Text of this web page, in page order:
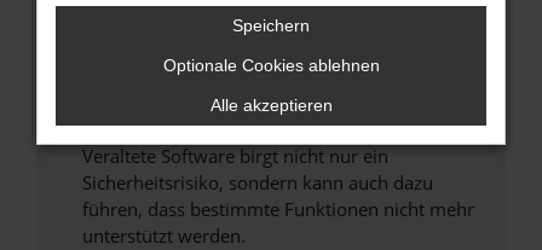
Das kann manchmal helfen, vorübergehende
Probleme zu beheben.
Stelle sicher, dass dein Browser und dein
Betriebssystem auf dem neuesten Stand
sind.
Veraltete Software birgt nicht nur ein
Sicherheitsrisiko, sondern kann auch dazu
führen, dass bestimmte Funktionen nicht mehr
unterstützt werden.
Speichern
Optionale Cookies ablehnen
Alle akzeptieren